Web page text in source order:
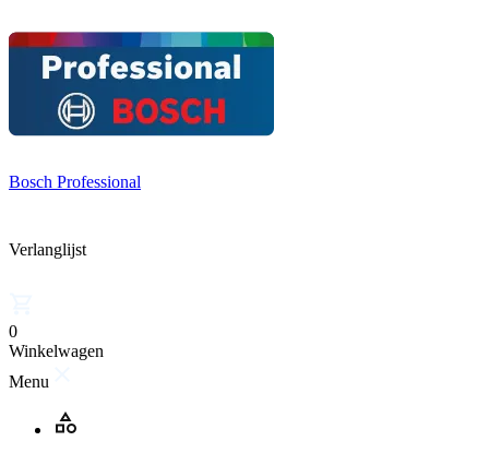
Bosch Professional
Verlanglijst
0
Winkelwagen
Menu